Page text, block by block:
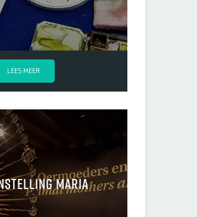
LEES MEER
maria